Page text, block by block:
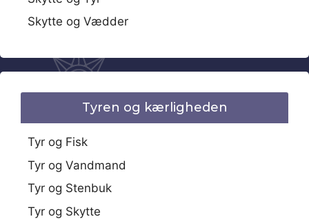
Skytte og Vædder
Tyren og kærligheden
Tyr og Fisk
Tyr og Vandmand
Tyr og Stenbuk
Tyr og Skytte